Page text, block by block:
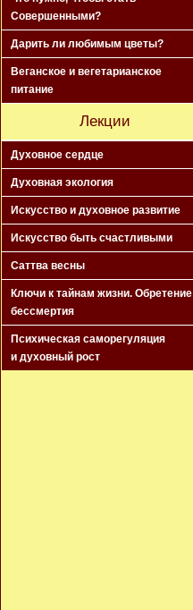
Совершенными?
Дарить ли любимым цветы?
Веганское и вегетарианское
питание
Лекции
Духовное сердце
Духовная экология
Искусство и духовное развитие
Искусство быть счастливыми
Саттва весны
Ключи к тайнам жизни. Обретение
бессмертия
Психическая саморегуляция
и духовный рост